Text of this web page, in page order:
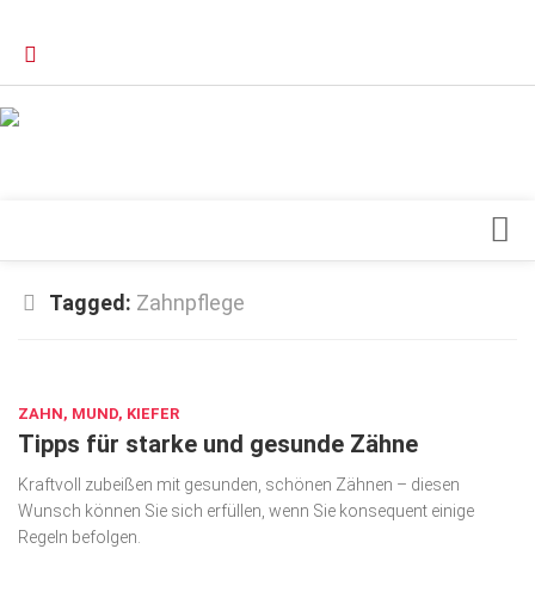
Orthopädie
Schönheit & Wohlbefinden
Special
Wirtschaft, Recht, Finanzen
Tagged: Zahnpflege
ZAHN, MUND, KIEFER
Tipps für starke und gesunde Zähne
Kraftvoll zubeißen mit gesunden, schönen Zähnen – diesen
Wunsch können Sie sich erfüllen, wenn Sie konsequent einige
Regeln befolgen.